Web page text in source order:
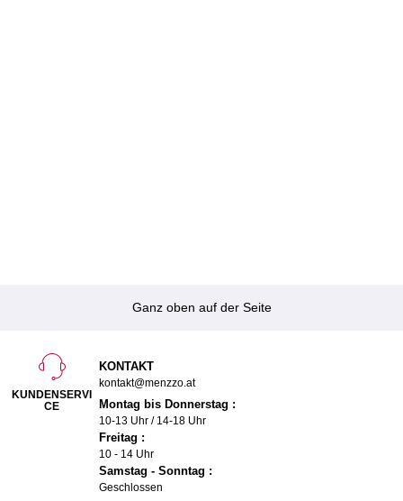
Ganz oben auf der Seite
KUNDENSERVI
CE
KONTAKT
kontakt@menzzo.at
Montag bis Donnerstag :
10-13 Uhr / 14-18 Uhr
Freitag :
10 - 14 Uhr
Samstag - Sonntag :
Geschlossen